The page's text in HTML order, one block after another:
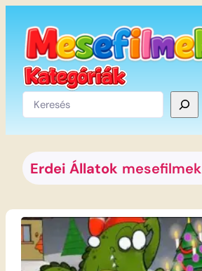
tartalomhoz
Keresés
Erdei Állatok mesefilmek